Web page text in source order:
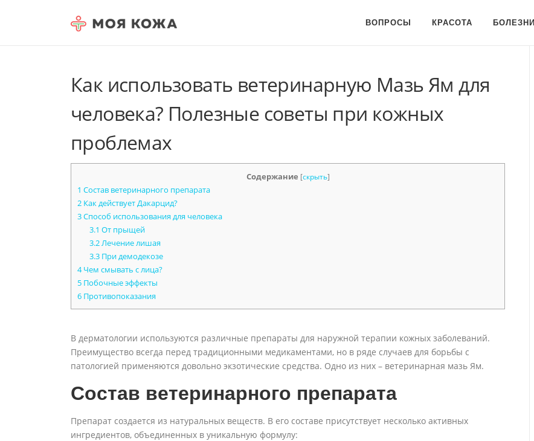
ВОПРОСЫ КРАСОТА БОЛЕЗНИ
Как использовать ветеринарную Мазь Ям для
человека? Полезные советы при кожных
проблемах
Содержание [скрыть]
1 Состав ветеринарного препарата
2 Как действует Дакарцид?
3Способ использования для человека
3.1 От прыщей
3.2Лечение лишая
3.3При демодекозе
4Чем смывать с лица?
5 Побочные эффекты
6 Противопоказания
В дерматологии используются различные препараты для наружной терапии кожных заболеваний.
Преимущество всегда перед традиционными медикаментами, но в ряде случаев для борьбы с
патологией применяются довольно экзотические средства. Одно из них – ветеринарная мазь Ям.
Состав ветеринарного препарата
Препарат создается из натуральных веществ. В его составе присутствует несколько активных
ингредиентов, объединенных в уникальную формулу: